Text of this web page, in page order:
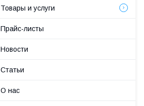
Товары и услуги
Прайс-листы
Новости
Статьи
О нас